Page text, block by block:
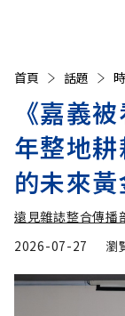
首頁 話題
《嘉義
年整地
的未來
遠見雜誌整合傳播
2026-07-27
瀏